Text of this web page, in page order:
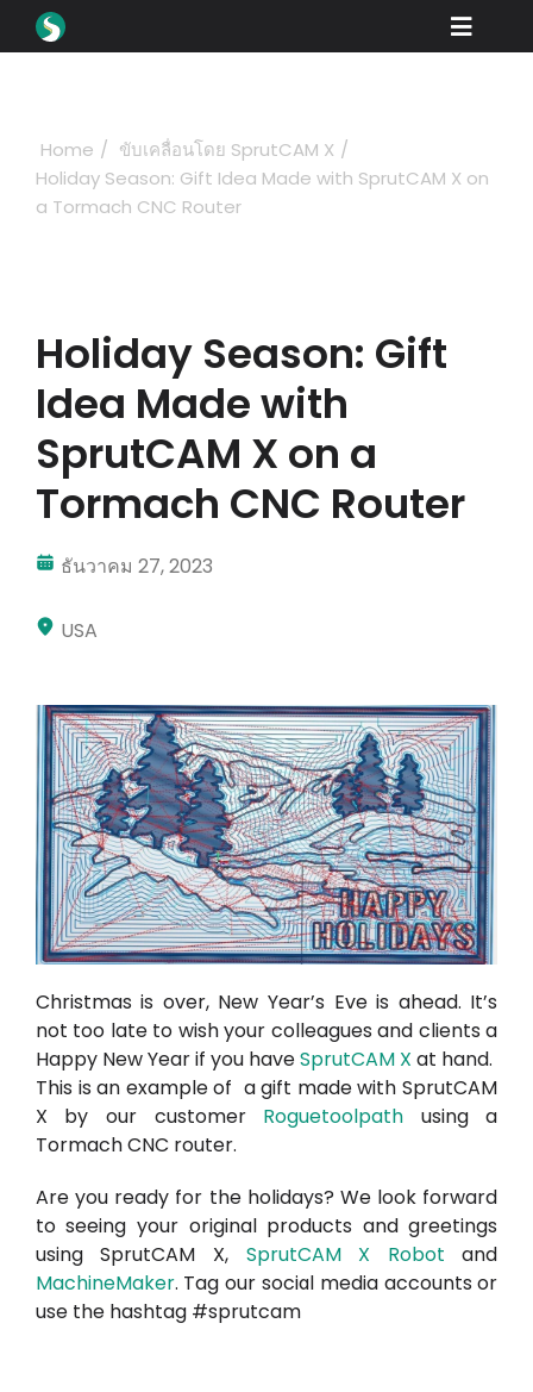
Toggle
ดาวน์โหลด
เรียนรู้
อุตสาหกรรม
บริษัท
พอร์ทัลตัวแทนจำหน่าย
สนับสนุน
บัญชีของฉัน
เข้าสู่ระบบ
Home
ขับเคลื่อนโดย SprutCAM X
Holiday Season: Gift Idea Made with SprutCAM X on
a Tormach CNC Router
Holiday Season: Gift
Idea Made with
SprutCAM X on a
Tormach CNC Router
ธันวาคม 27, 2023
USA
Christmas is over, New Year’s Eve is ahead. It’s
not too late to wish your colleagues and clients a
Happy New Year if you haveSprutCAM X at hand.
This is an example of a gift made withSprutCAM
X by our customer Roguetoolpath using a
Tormach CNC router.
Are you ready for the holidays? We look forward
to seeing your original products and greetings
using SprutCAM X, SprutCAM X Robot and
MachineMaker. Tag our social media accounts or
use the hashtag #sprutcam